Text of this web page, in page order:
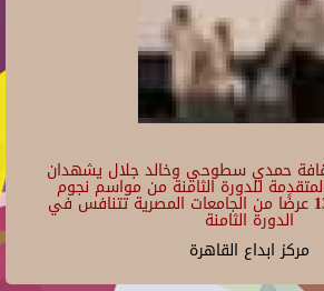
حمدي سطوحي وخالد جلال يشهدان
للدورة الثامنة من مواسم نجوم
المسرح الجامعي 130 عرضًا من الجامعات المصرية تتنافس في
الدورة الثامنة
مركز ابداع القاهرة